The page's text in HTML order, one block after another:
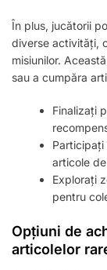
În plus, jucătorii
diverse activități,
misiunilor.
sau a cumpăra
Finalizați
articole
Explorați
pentru
Opțiuni de
articolelor